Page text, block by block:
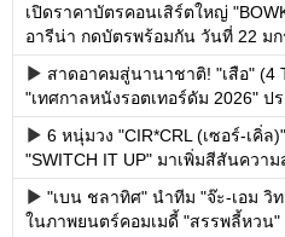
เปิดราคาบัตรคอนเสิร์ตใหญ่
อารีน่า กดบัตรพร้อมกัน วันที่ 22 ม
สาดอาคมสู่นานาชาติ! "เสือ" (4
"เทศกาลหนังรอตเทอร์ดัม 2026" ป
6 หนุ่มวง "CIR*CRL (เซอร์-เคิ่ล
"SWITCH IT UP" มาเพิ่มสีสันควา
"เบน ชลาทิศ" นำทีม "จ๊ะ-เอม วิ
ในภาพยนตร์คอมเมดี้ "สรรพลี้หวน"